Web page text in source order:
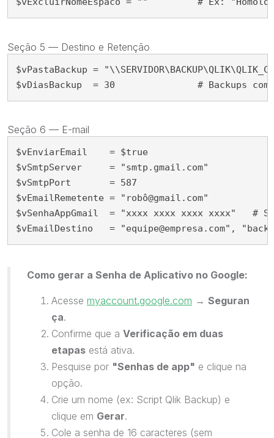
Seção 5 — Destino e Retenção
$vPastaBackup = "
$vDiasBackup
= 30 # Backups
Seção 6 — E-mail
$vEnviarEmail = $true
$vSmtpServer
= "smtp.gmail.com"
$vSmtpPort
= 587
$vEmailRemetente = " robô@gmail.com"
$vSenhaAppGmail
= "xxxx xxxx xxxx xxxx"
#
$vEmailDestino
= "equipe@empresa.com" , "
Como gerar a Senha de Aplicativo no Google:
Acesse myaccount.google.com → Seguran
ça.
Confirme que a Verificação em duas
etapas está ativa.
Pesquise por "Senhas de app" e clique na
opção.
Crie um nome (ex: Script Qlik Backup) e
clique em Gerar.
Cole a senha de 16 caracteres (sem